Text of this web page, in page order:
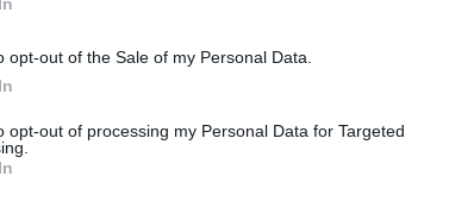
opt-out of the Sale of my Personal Data.
opt-out of processing my Personal Data for Targeted
Μπφ ΒΔ
9 Km/h
ΚΑΘΑΡΟΣ
Μπφ Α
16 Km/h